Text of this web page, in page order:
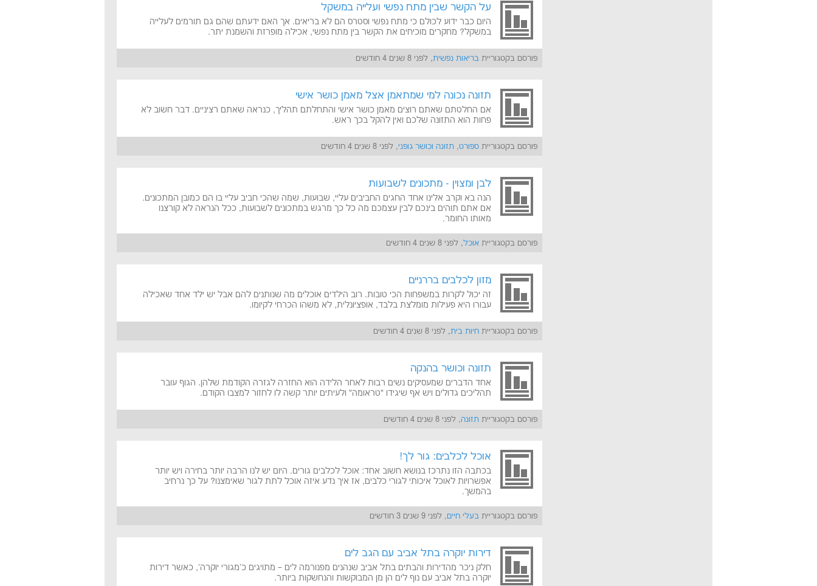
על הקשר שבין מתח נפשי ועלייה במשקל
היום כבר ידוע לכולם כי מתח נפשי וסטרס הם לא בריאים. אך האם ידעתם שהם גם תורמים לעלייה
במשקל? מחקרים מוכיחים את הקשר בין מתח נפשי, אכילה מופרזת והשמנת יתר.
פורסם בקטגוריית בריאות נפשית, לפני 8 שנים 4 חודשים
תזונה נכונה למי שמתאמן אצל מאמן כושר אישי
אם החלטתם שאתם רוצים מאמן כושר אישי והתחלתם תהליך, כנראה שאתם רציניים. דבר חשוב לא
פחות הוא התזונה שלכם ואין להקל בכך ראש.
פורסם בקטגוריית ספורט, תזונה וכושר גופני, לפני 8 שנים 4 חודשים
לבן ומצוין - מתכונים לשבועות
הנה בא וקרב אלינו אחד החגים החביבים עליי, שבועות, שמה שהכי חביב עליי בו הם כמובן המתכונים.
אם אתם תוהים בינכם לבין עצמכם מה כל כך מרגש במתכונים לשבועות, ככל הנראה לא קורצנו
מאותו החומר.
פורסם בקטגוריית אוכל, לפני 8 שנים 4 חודשים
מזון לכלבים בררניים
זה יכול לקרות במשפחות הכי טובות. רוב הילדים אוכלים מה שנותנים להם אבל יש ילד אחד שאכילה
עבורו היא פעילות מומלצת בלבד, אופציונלית, לא משהו הכרחי לקיומו.
פורסם בקטגוריית חיות בית, לפני 8 שנים 4 חודשים
תזונה וכושר בהנקה
אחד הדברים שמעסיקים נשים רבות לאחר הלידה הוא החזרה לגזרה הקודמת שלהן. הגוף עובר
תהליכים גדולים ויש אף שיגידו "טראומה" ולעיתים יותר קשה לו לחזור למצבו הקודם.
פורסם בקטגוריית תזונה, לפני 8 שנים 4 חודשים
אוכל לכלבים: גור לך!
בכתבה הזו נתרכז בנושא חשוב אחד: אוכל לכלבים גורים. היום יש לנו הרבה יותר בחירה ויש יותר
אפשרויות לאוכל איכותי לגורי כלבים, אז איך נדע איזה אוכל לתת לגור שאימצנו? על כך נרחיב
בהמשך.
פורסם בקטגוריית בעלי חיים, לפני 9 שנים 3 חודשים
דירות יוקרה בתל אביב עם הגב לים
חלק ניכר מהדירות והבתים בתל אביב שנהנים מפנורמה לים – מתויגים כ'מגורי יוקרה', כאשר דירות
יוקרה בתל אביב עם נוף לים הן מן המבוקשות והנחשקות ביותר.